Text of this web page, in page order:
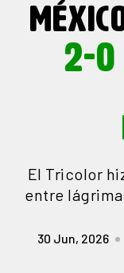
2-0
El Tricolor
entre
30 Jun, 2026